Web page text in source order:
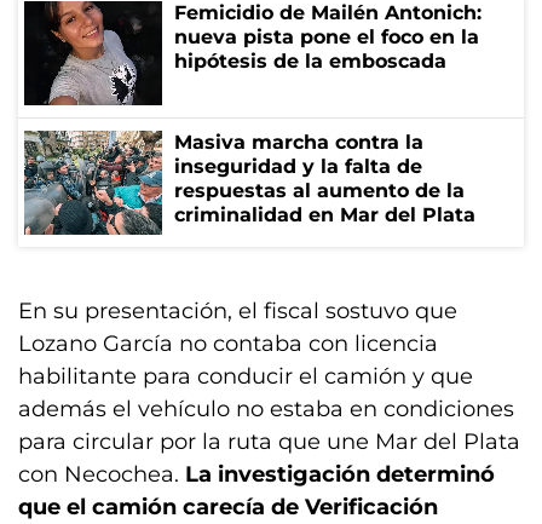
Femicidio de Mailén Antonich:
nueva pista pone el foco en la
hipótesis de la emboscada
Masiva marcha contra la
inseguridad y la falta de
respuestas al aumento de la
criminalidad en Mar del Plata
En su presentación, el fiscal sostuvo que
Lozano García no contaba con licencia
habilitante para conducir el camión y que
además el vehículo no estaba en condiciones
para circular por la ruta que une Mar del Plata
con Necochea. La investigación determinó
que el camión carecía de Verificación